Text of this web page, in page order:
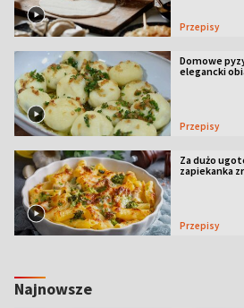
Przepisy
Domowe
elegancki
Przepisy
Za dużo
zapiekanka
Przepisy
Najnowsze